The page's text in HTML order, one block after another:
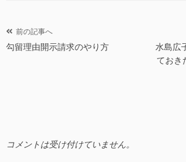
o
k
投
稿
ョ
前の記事へ
勾留理由開示請求のやり方
水島広
ておき
コメントは受け付けていません。